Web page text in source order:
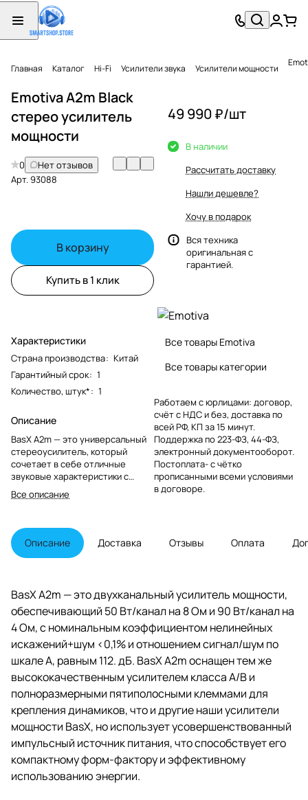
Главная Каталог Hi-Fi Усилители звука Усилители мощности
Emotiva A2m Black
стерео усилитель
мощности
0
Нет отзывов
Арт.93088
В корзину
Купить в 1 клик
Характеристики
Страна производства: Китай
Гарантийный срок: 1
Количество, штук*: 1
Описание
BasX A2m — это универсальный
стереоусилитель, который
сочетает в себе отличные
звуковые характеристики с
несколькими уникальными и
чрезвычайно полезными
использовать как основу для
отличной небольшой
стереосистемы — с отдельным
его идеальным решением для
ситуаций, когда пространство
ограничено или когда несколько
двухканальных усилителей
будут использоваться для
питания нескольких различных
зон или наборов объемных или
верхних громкоговорителей.
A2m также имеет уникальную
схему выхода на наушники,
которая способна обеспечить
отличное качество звука из
широкого спектра как обычных,
так и сложных наушников.
Все описание
49 990 ₽/шт
В наличии
Рассчитать доставку
Нашли дешевле?
Хочу в подарок
Вся техника
оригинальная с
гарантией.
Все товары Emotiva
Все товары категории
Работаем с юрлицами: договор,
счёт с НДС и без, доставка по
всей РФ, КП за 15 минут.
Поддержка по 223-ФЗ, 44-ФЗ,
электронный документооборот.
Постоплата- с чётко
прописанными всеми условиями
в договоре.
Описание Доставка Отзывы Оплата
BasX A2m — это двухканальный усилитель мощности,
обеспечивающий 50 Вт/канал на 8 Ом и 90 Вт/канал на
4 Ом, с номинальным коэффициентом нелинейных
искажений+шум <0,1% и отношением сигнал/шум по
шкале А, равным 112. дБ. BasX A2m оснащен тем же
высококачественным усилителем класса A/B и
полноразмерными пятиполосными клеммами для
крепления динамиков, что и другие наши усилители
мощности BasX, но использует усовершенствованный
импульсный источник питания, что способствует его
компактному форм-фактору и эффективному
использованию энергии.